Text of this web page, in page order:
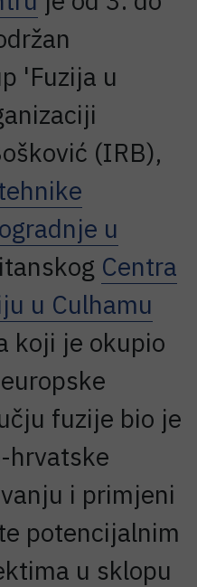
'Fuzija u
(IRB),
u
Centra
u Culhamu
koji je okupio
fuzije bio je
hrvatske
i primjeni
potencijalnim
u sklopu